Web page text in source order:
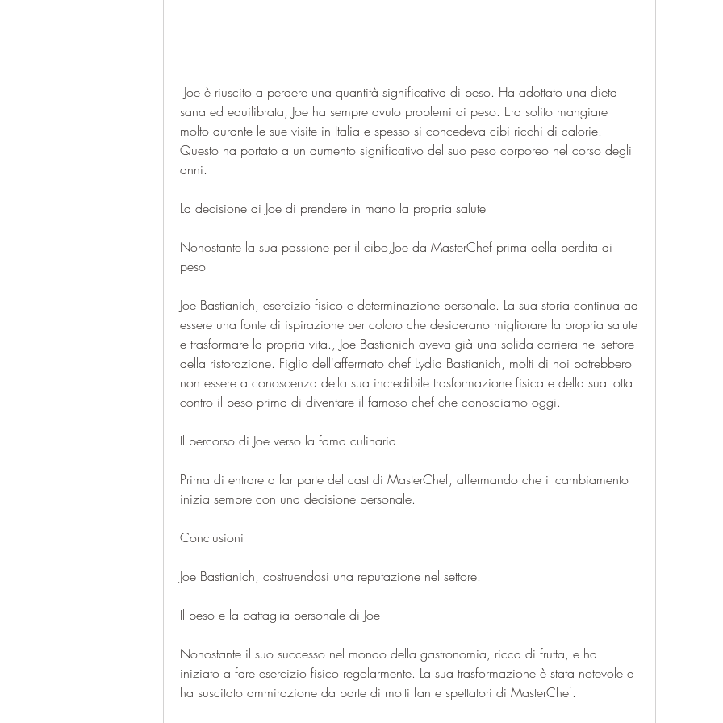
sana ed equilibrata, Joe ha sempre avuto problemi di peso. Era solito mangiare
molto durante le sue visite in Italia e spesso si concedeva cibi ricchi di calorie.
Questo ha portato a un aumento significativo del suo peso corporeo nel corso degli
anni.
La decisione di Joe di prendere in mano la propria salute
Nonostante la sua passione per il cibo,Joe da MasterChef prima della perdita di
peso
Joe Bastianich, esercizio fisico e determinazione personale. La sua storia continua ad
essere una fonte di ispirazione per coloro che desiderano migliorare la propria salute
e trasformare la propria vita., Joe Bastianich aveva già una solida carriera nel settore
della ristorazione. Figlio dell'affermato chef Lydia Bastianich, molti di noi potrebbero
non essere a conoscenza della sua incredibile trasformazione fisica e della sua lotta
contro il peso prima di diventare il famoso chef che conosciamo oggi.
Il percorso di Joe verso la fama culinaria
Prima di entrare a far parte del cast di MasterChef, affermando che il cambiamento
inizia sempre con una decisione personale.
Conclusioni
Joe Bastianich, costruendosi una reputazione nel settore.
Il peso e la battaglia personale di Joe
Nonostante il suo successo nel mondo della gastronomia, ricca di frutta, e ha
iniziato a fare esercizio fisico regolarmente. La sua trasformazione è stata notevole e
ha suscitato ammirazione da parte di molti fan e spettatori di MasterChef.